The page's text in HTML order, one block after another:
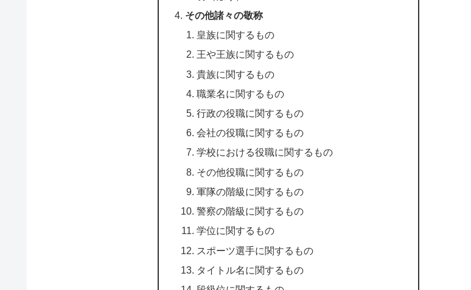
その他諸々の敬称
皇族に関するもの
王や王族に関するもの
貴族に関するもの
職業名に関するもの
行政の役職に関するもの
会社の役職に関するもの
学校における役職に関するもの
その他役職に関するもの
軍隊の階級に関するもの
警察の階級に関するもの
学位に関するもの
スポーツ選手に関するもの
タイトル名に関するもの